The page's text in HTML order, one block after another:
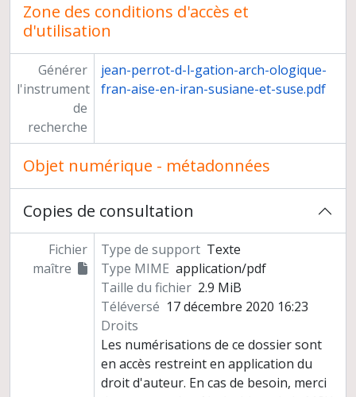
Zone des conditions d'accès et
d'utilisation
Générer
l'instrument
de
recherche
jean-perrot-d-l-gation-arch-ologique-
fran-aise-en-iran-susiane-et-suse.pdf
Objet numérique - métadonnées
Copies de consultation
Fichier
maître
Type de support Texte
Type MIME application/pdf
Taille du fichier 2.9 MiB
Téléversé 17 décembre 2020 16:23
Droits
Les numérisations de ce dossier sont
en accès restreint en application du
droit d'auteur. En cas de besoin, merci